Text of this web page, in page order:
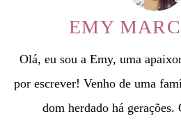
EMY
Olá, eu sou a Emy, uma
por escrever! Venho de uma
dom herdado há gerações.